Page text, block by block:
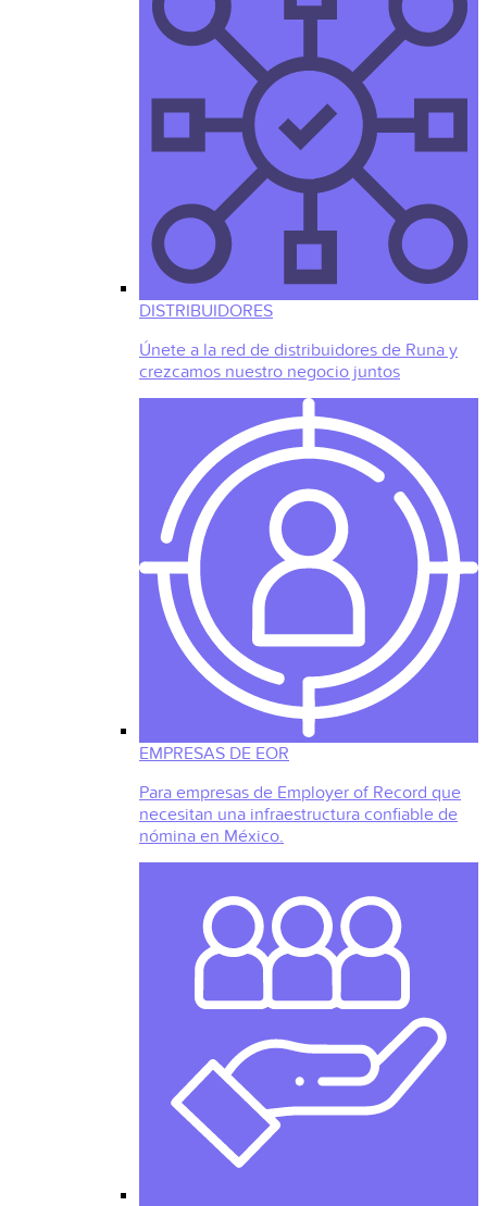
DISTRIBUIDORES
Únete a la red de distribuidores de Runa y
crezcamos nuestro negocio juntos
EMPRESAS DE EOR
Para empresas de Employer of Record que
necesitan una infraestructura confiable de
nómina en México.